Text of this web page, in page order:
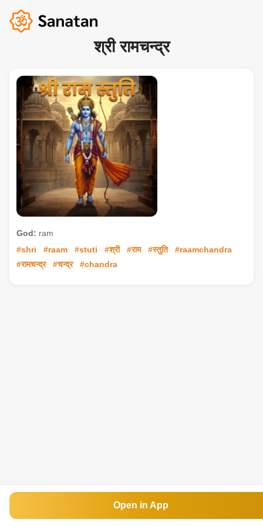
श्री रामचन्द्र
God: ram
#shri
#raam #stuti #श्री #राम #स्तुति
#raamchandra
#रामचन्द्र
#चन्द्र #chandra
Open in App